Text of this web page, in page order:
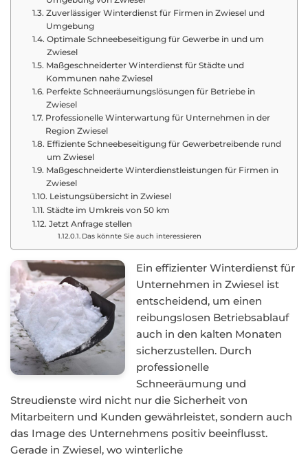
Zuverlässiger Winterdienst für Firmen in Zwiesel und
Umgebung
Optimale Schneebeseitigung für Gewerbe in und um
Zwiesel
Maßgeschneiderter Winterdienst für Städte und
Kommunen nahe Zwiesel
Perfekte Schneeräumungslösungen für Betriebe in
Zwiesel
Professionelle Winterwartung für Unternehmen in der
Region Zwiesel
Effiziente Schneebeseitigung für Gewerbetreibende rund
um Zwiesel
Maßgeschneiderte Winterdienstleistungen für Firmen in
Zwiesel
Leistungsübersicht in Zwiesel
Städte im Umkreis von 50 km
Jetzt Anfrage stellen
Das könnte Sie auch interessieren
Ein effizienter Winterdienst für
Unternehmen in Zwiesel ist
entscheidend, um einen
reibungslosen Betriebsablauf
auch in den kalten Monaten
sicherzustellen. Durch
professionelle
Schneeräumung und
Streudienste wird nicht nur die Sicherheit von
Mitarbeitern und Kunden gewährleistet, sondern auch
das Image des Unternehmens positiv beeinflusst.
Gerade in Zwiesel, wo winterliche